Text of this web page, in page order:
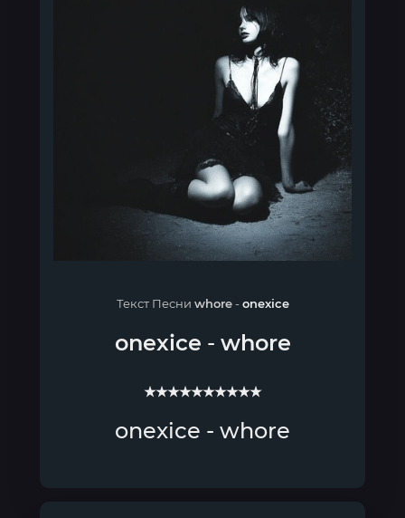
Текст Песни whore-onexice
onexice - whore
★★★★★★★★★★
onexice - whore